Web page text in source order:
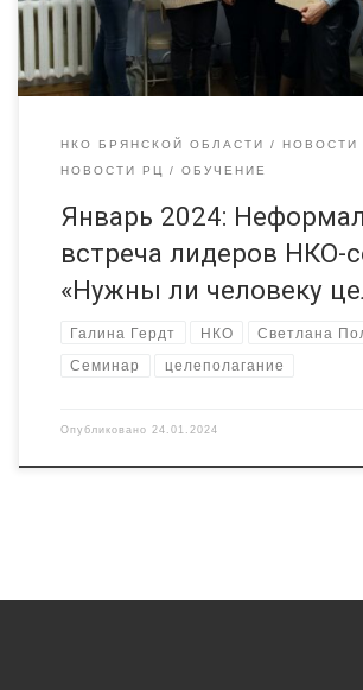
вообще? Какой должна быть […]
НКО БРЯНСКОЙ ОБЛАСТИ
НОВОСТИ
НОВОСТИ РЦ
ОБУЧЕНИЕ
Январь 2024:
встреча лидеров НКО-
«Нужны ли человеку
Галина Гердт НКО Светлана
Семинар целеполагание
Опубликовано 24.01.2024